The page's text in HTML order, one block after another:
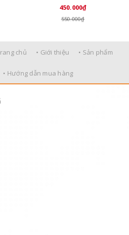
450.000₫
550.000₫
chủ • Giới thiệu • Sản phẩm
• Hướng dẫn mua hàng